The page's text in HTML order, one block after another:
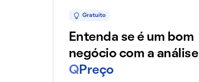
Gratuito
Entenda se é um bom
negócio com a análise
Q Preço